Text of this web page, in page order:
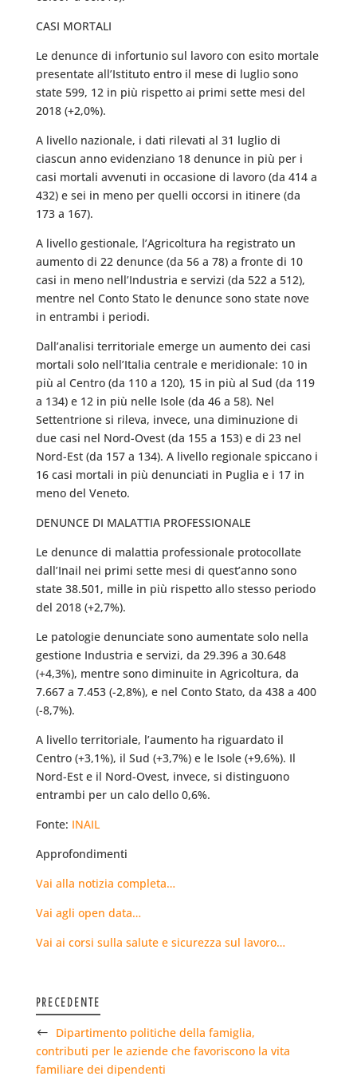
CASI MORTALI
Le denunce di infortunio sul lavoro con esito mortale
presentate all’Istituto entro il mese di luglio sono
state 599, 12 in più rispetto ai primi sette mesi del
2018 (+2,0%).
A livello nazionale, i dati rilevati al 31 luglio di
ciascun anno evidenziano 18 denunce in più per i
casi mortali avvenuti in occasione di lavoro (da 414 a
432) e sei in meno per quelli occorsi in itinere (da
173 a 167).
A livello gestionale, l’Agricoltura ha registrato un
aumento di 22 denunce (da 56 a 78) a fronte di 10
casi in meno nell’Industria e servizi (da 522 a 512),
mentre nel Conto Stato le denunce sono state nove
in entrambi i periodi.
Dall’analisi territoriale emerge un aumento dei casi
mortali solo nell’Italia centrale e meridionale: 10 in
più al Centro (da 110 a 120), 15 in più al Sud (da 119
a 134) e 12 in più nelle Isole (da 46 a 58). Nel
Settentrione si rileva, invece, una diminuzione di
due casi nel Nord-Ovest (da 155 a 153) e di 23 nel
Nord-Est (da 157 a 134). A livello regionale spiccano i
16 casi mortali in più denunciati in Puglia e i 17 in
meno del Veneto.
DENUNCE DI MALATTIA PROFESSIONALE
Le denunce di malattia professionale protocollate
dall’Inail nei primi sette mesi di quest’anno sono
state 38.501, mille in più rispetto allo stesso periodo
del 2018 (+2,7%).
Le patologie denunciate sono aumentate solo nella
gestione Industria e servizi, da 29.396 a 30.648
(+4,3%), mentre sono diminuite in Agricoltura, da
7.667 a 7.453 (-2,8%), e nel Conto Stato, da 438 a 400
(-8,7%).
A livello territoriale, l’aumento ha riguardato il
Centro (+3,1%), il Sud (+3,7%) e le Isole (+9,6%). Il
Nord-Est e il Nord-Ovest, invece, si distinguono
entrambi per un calo dello 0,6%.
Fonte: INAIL
Approfondimenti
Vai alla notizia completa…
Vai agli open data…
Vai ai corsi sulla salute e sicurezza sul lavoro…
PRECEDENTE
Dipartimento politiche della famiglia,
contributi per le aziende che favoriscono la vita
familiare dei dipendenti